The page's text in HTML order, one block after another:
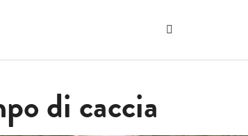
Sök
webbplatsen
di caccia